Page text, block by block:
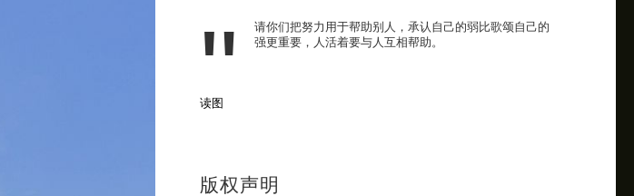
请你们把努力用于帮助别人，承认自己的弱比歌颂自己的
强更重要，人活着要与人互相帮助。
读图
版权声明